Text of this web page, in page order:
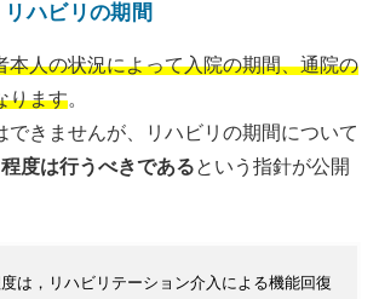
ハビリの期間
本人の状況によって入院の期間、通院の
ります。
できませんが、リハビリの期間について
度は行うべきであるという指針が公開
は，リハビリテーション介入による機能回復